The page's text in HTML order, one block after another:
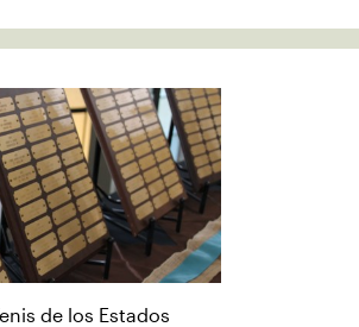
de los Estados